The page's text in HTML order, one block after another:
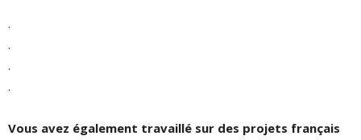
.
.
.
.
Vous avez également travaillé sur des projets français